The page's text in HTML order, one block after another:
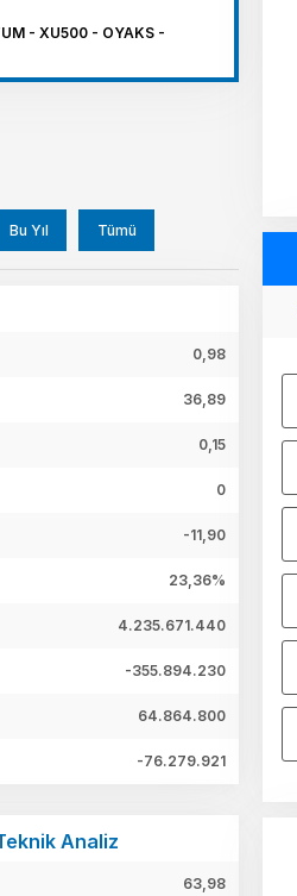
- XU500 - OYAKS -
Bu Yıl Tümü
0,98
36,89
0,15
0
-11,90
23,36%
4.235.671.440
-355.894.230
64.864.800
-76.279.921
Analiz
63,98